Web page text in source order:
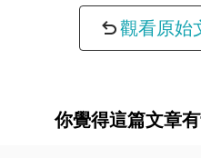
觀看原始
你覺得這篇文章